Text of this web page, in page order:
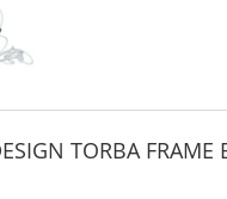
TORBA FRAME